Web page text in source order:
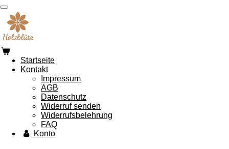
Zum
Hauptinhalt
springen
Startseite
Kontakt
Impressum
AGB
Datenschutz
Widerruf senden
Widerrufsbelehrung
FAQ
Konto